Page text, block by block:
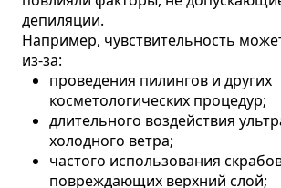
депиляции.
Например, чувствительность
из-за:
проведения пилингов и других
косметологических процедур;
длительного воздействия
холодного ветра;
частого использования
повреждающих верхний слой;